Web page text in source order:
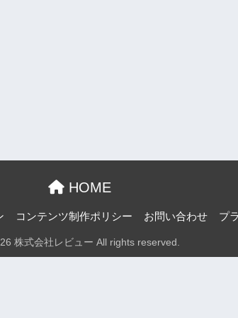
HOME
コンテンツ制作ポリシー お問い合わせ プ
株式会社レビュー All rights reserved.